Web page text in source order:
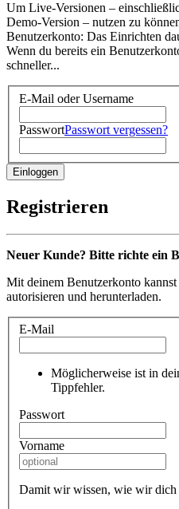
Um Live-Versionen –
Demo-Version – nutzen zu
Benutzerkonto: Das Einrichten
Wenn du bereits ein
schneller...
E-Mail oder Username
PasswortPasswort vergessen?
Registrieren
Neuer Kunde? Bitte richte ein
Mit deinem Benutzerkonto
autorisieren und herunterladen.
E-Mail
Möglicherweise ist in
Tippfehler.
Passwort
Vorname
Damit wir wissen, wie wir dich